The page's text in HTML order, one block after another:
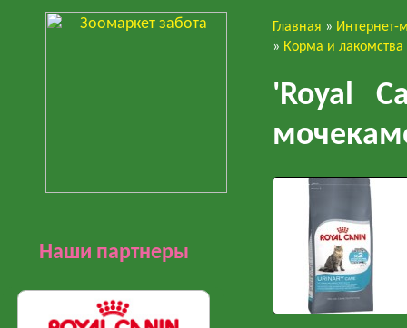
Наши партнеры
Главная » Интернет-
» Корма и лакомства
'Royal